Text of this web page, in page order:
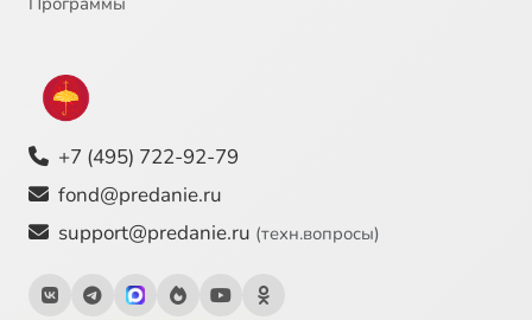
+7 (495) 722-92-79
fond@predanie.ru
support@predanie.ru (техн.вопросы)